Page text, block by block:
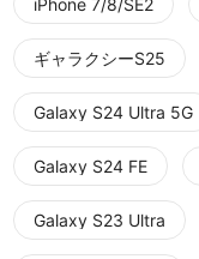
iPhone 7/8/SE2
ギャラクシーS25
Galaxy S24 Ultra 5G
Galaxy S24 FE
Galaxy S23 Ultra